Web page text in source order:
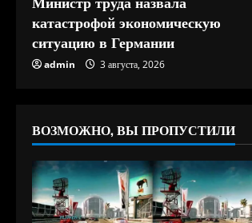
н
и
катастрофой экономическую
ситуацию в Германии
admin 3 августа, 2026
ВОЗМОЖНО, ВЫ ПРОПУСТИЛИ